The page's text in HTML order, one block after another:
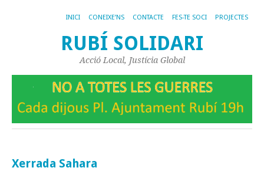
INICI CONEIXE’NS CONTACTE FES-TE SOCI PROJECTES
RUBÍ SOLIDARI
Acció Local, Justícia Global
Xerrada Sahara